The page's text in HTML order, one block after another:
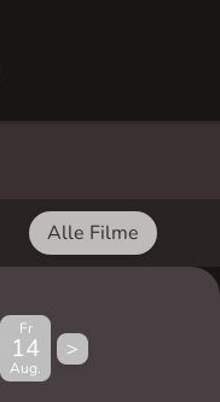
Alle Filme
Fr
14
Aug.
>